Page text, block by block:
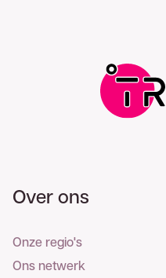
Over ons
Onze regio's
Ons netwerk